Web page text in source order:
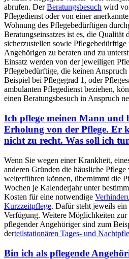
abrufen. DerBeratungsbesuch wird
Pflegedienst oder von einer
Wohnung des Pflegebedürftigen
Beratungseinsatzes ist es, die Qualität
sicherzustellen sowie
Angehörigen zu beraten und zu
Einsatz werden von der jeweiligen
Pflegebedürftige, die keinen
Beispiel bei Pflegegrad 1, oder
ambulanten Pflegedienst beziehen,
einen Beratungsbesuch in Anspruch
Ich pflege meinen Mann und
Erholung von der Pflege. Er
nicht zu recht. Was soll ich
Wenn Sie wegen einer Krankheit,
anderen Gründen die häusliche
weiterführen können, übernimmt die
Wochen je Kalenderjahr unter
Kosten für eine notwendige
Kurzzeitpflege. Dafür steht jeweils ein
Verfügung. Weitere Möglichkeiten
pflegender Angehöriger sind zum
derteilstationären Tages- und
Bin ich als pflegende